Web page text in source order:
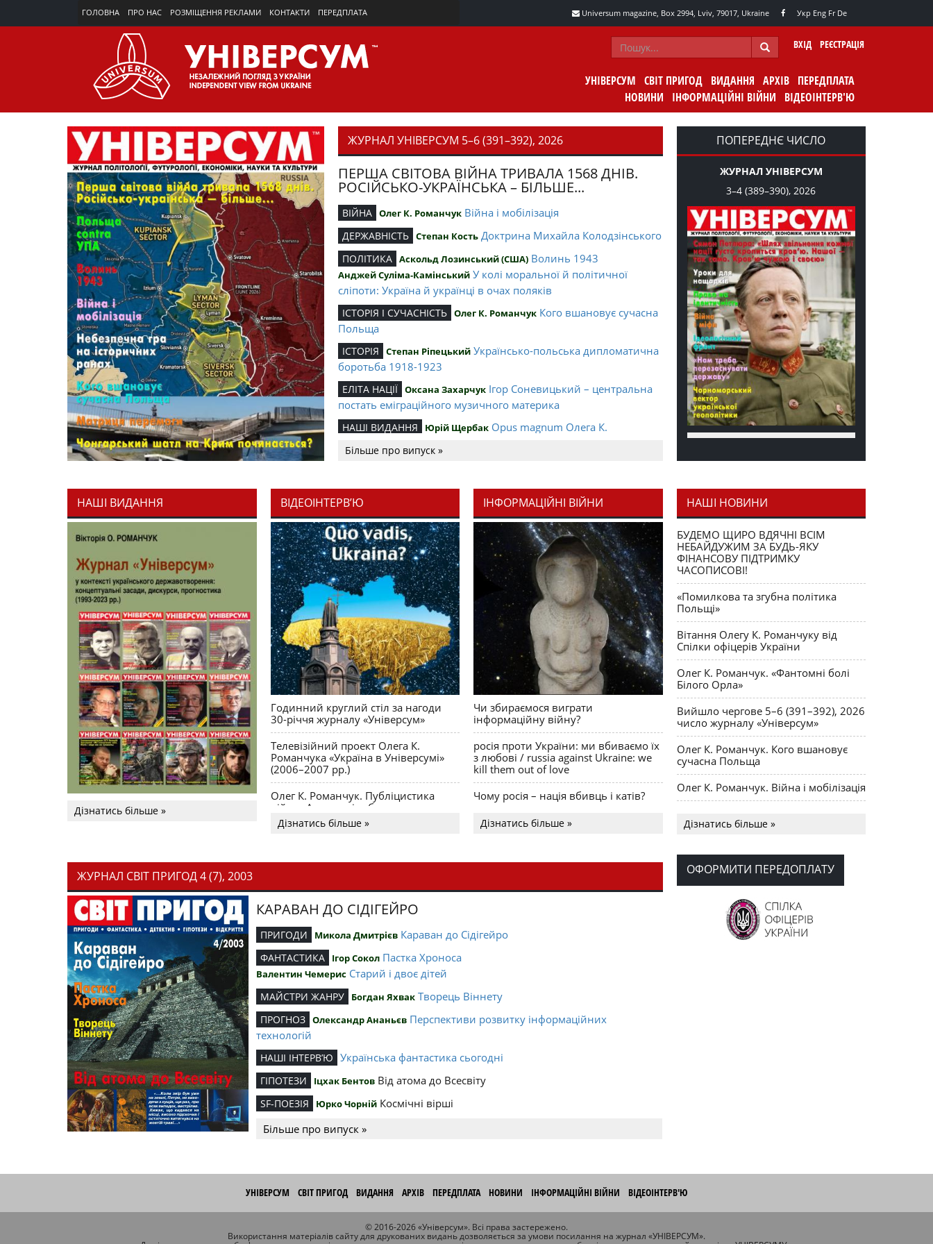
ГОЛОВНА ПРО НАС РОЗМІЩЕННЯ РЕКЛАМИ КОНТАКТИ ПЕРЕДПЛАТА Universum magazine, Box 2994, Lviv, 79017, Ukraine Укр Eng Fr De
ВХІД РЕЄСТРАЦІЯ
УНІВЕРСУМ СВІТ ПРИГОД ВИДАННЯ АРХІВ ПЕРЕДПЛАТА
НОВИНИ
ІНФОРМАЦІЙНІ ВІЙНИ ВІДЕОІНТЕРВ'Ю
ЖУРНАЛ УНІВЕРСУМ 5–6 (391–392), 2026
ПЕРША СВІТОВА ВІЙНА ТРИВАЛА 1568 ДНІВ.
РОСІЙСЬКО-УКРАЇНСЬКА – БІЛЬШЕ...
ВІЙНА Олег К. Романчук Війна і мобілізація
ДЕРЖАВНІСТЬ Степан Кость Доктрина Михайла Колодзінського
ПОЛІТИКА Аскольд Лозинський (США) Волинь 1943
Анджей Суліма-Камінський У колі моральної й політичної
сліпоти: Україна й українці в очах поляків
ІСТОРІЯ І СУЧАСНІСТЬ Олег К. Романчук Кого вшановує сучасна
Польща
ІСТОРІЯ Степан Ріпецький Українсько-польська дипломатична
боротьба 1918-1923
ЕЛІТА НАЦІЇ Оксана Захарчук Ігор Соневицький – центральна
постать еміграційного музичного материка
НАШІ ВИДАННЯ Юрій Щербак Opus magnum Олега К.
Романчука
СЛОВО РЕДАКЦІЙНЕ Олег К. Романчук Журавель і синиця як
уособлення української політстратегії й тактики
Більше про випуск »
ПОПЕРЕДНЄ ЧИСЛО
ЖУРНАЛ УНІВЕРСУМ
3–4 (389–390), 2026
НАШІ ВИДАННЯ
Дізнатись більше »
ВІДЕОІНТЕРВ’Ю
Годинний круглий стіл за нагоди
30-річчя журналу «Універсум»
Телевізійний проект Олега К.
Романчука «Україна в Універсумі»
(2006–2007 рр.)
Олег К. Романчук. Публіцистика
війни. Акценти і табу
Дізнатись більше »
ІНФОРМАЦІЙНІ ВІЙНИ
Чи збираємося виграти
інформаційну війну?
росія проти України: ми вбиваємо їх
з любові / russia against Ukraine: we
kill them out of love
Чому росія – нація вбивць і катів?
Дізнатись більше »
НАШІ НОВИНИ
БУДЕМО ЩИРО ВДЯЧНІ ВСІМ
НЕБАЙДУЖИМ ЗА БУДЬ-ЯКУ
ФІНАНСОВУ ПІДТРИМКУ
ЧАСОПИСОВІ!
«Помилкова та згубна політика
Польщі»
Вітання Олегу К. Романчуку від
Спілки офіцерів України
Олег К. Романчук. «Фантомні болі
Білого Орла»
Вийшло чергове 5–6 (391–392), 2026
число журналу «Універсум»
Олег К. Романчук. Кого вшановує
сучасна Польща
Олег К. Романчук. Війна і мобілізація
долучилися до найбільшої
День Вишиванки в Норт Порті
OPUS MAGNUM Олега К. Романчука
Дізнатись більше »
ЖУРНАЛ СВІТ ПРИГОД 4 (7), 2003
КАРАВАН ДО СІДІГЕЙРО
ПРИГОДИ Микола Дмитрієв Караван до Сідігейро
ФАНТАСТИКА Ігор Сокол Пастка Хроноса
Валентин Чемерис Старий і двоє дітей
МАЙСТРИ ЖАНРУ Богдан Яхвак Творець Віннету
ПРОГНОЗ Олександр Ананьєв Перспективи розвитку інформаційних
технологій
НАШІ ІНТЕРВ’Ю Українська фантастика сьогодні
ГІПОТЕЗИ Іцхак Бентов Від атома до Всесвіту
SF-ПОЕЗІЯ Юрко Чорній Космічні вірші
Більше про випуск »
ОФОРМИТИ ПЕРЕДОПЛАТУ
УНІВЕРСУМ СВІТ ПРИГОД ВИДАННЯ АРХІВ ПЕРЕДПЛАТА НОВИНИ ІНФОРМАЦІЙНІ ВІЙНИ ВІДЕОІНТЕРВ'Ю
© 2016-2026 «Універсум». Всі права застережено.
Використання матеріалів сайту для друкованих видань дозволяється за умови посилання на журнал «УНІВЕРСУМ».